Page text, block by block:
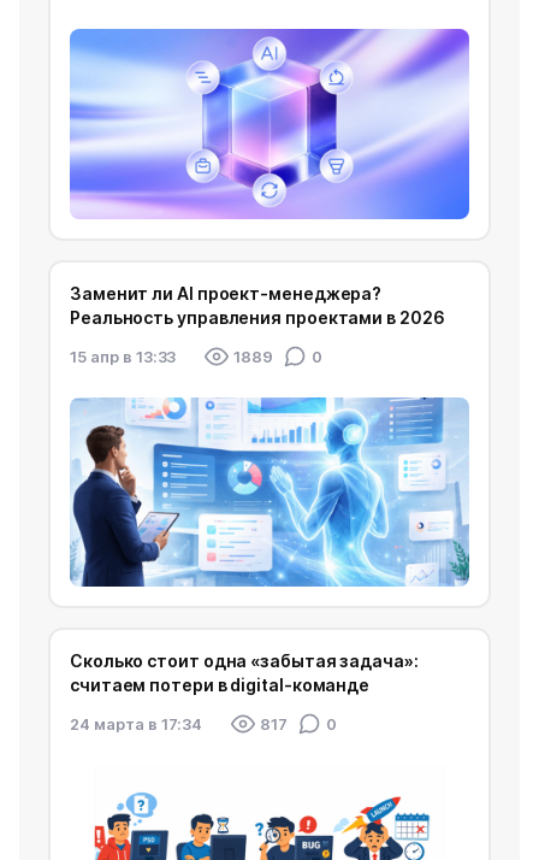
Заменит ли AI проект-менеджера?
Реальность управления проектами в 2026
15 апр в 13:33 1889 0
Сколько стоит одна «забытая задача»:
считаем потери в digital-команде
24 марта в 17:34 817 0